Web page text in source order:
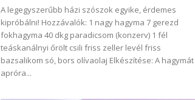
A legegyszerűbb házi szószok egyike, érdemes
kipróbálni! Hozzávalók: 1 nagy hagyma 7 gerezd
fokhagyma 40 dkg paradicsom (konzerv) 1 fél
teáskanálnyi őrölt csili friss zeller levél friss
bazsalikom só, bors olívaolaj Elkészítése: A hagymát
apróra...